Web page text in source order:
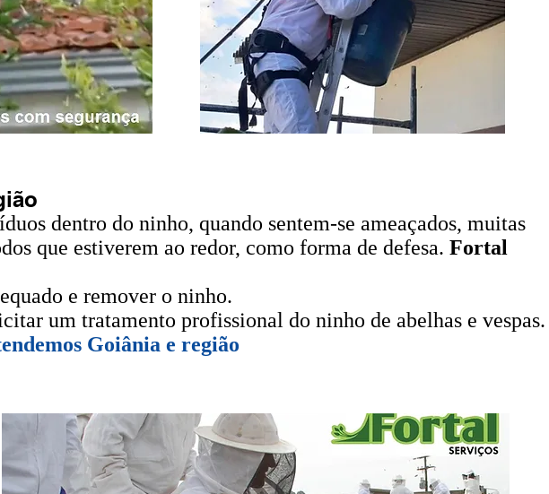
dentro do ninho, quando sentem-se ameaçados, muitas
que estiverem ao redor, como forma de defesa. Fortal
e remover o ninho.
um tratamento profissional do ninho de abelhas e vespas.
Goiânia e região